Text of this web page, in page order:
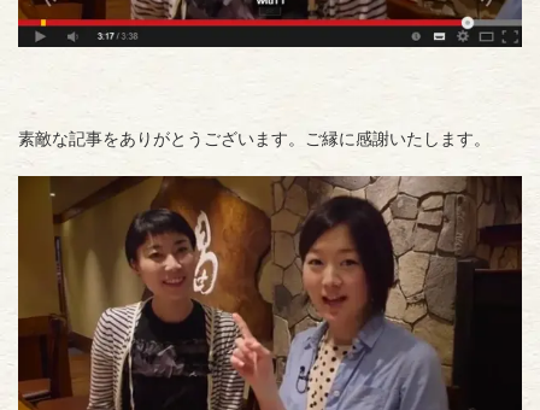
素敵な記事をありがとうございます。ご縁に感謝いたします。